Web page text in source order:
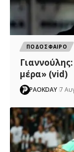
ΠΟΔΟΣΦΑΙΡΟ
μέρα» (vid)
PAOKDAY 7